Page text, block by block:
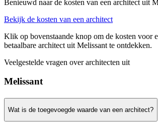
Benieuwd naar de kosten van een architect uit
Bekijk de kosten van een architect
Klik op bovenstaande knop om de kosten voor
betaalbare architect uit Melissant te ontdekken.
Veelgestelde vragen over architecten uit
Melissant
Wat is de toegevoegde waarde van een architect?